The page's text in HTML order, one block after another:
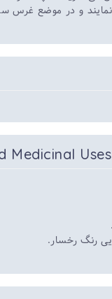
و در موضع غرس
Medicinal Uses
رنگ رخسار.